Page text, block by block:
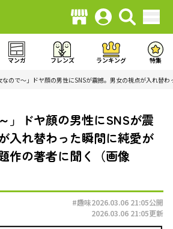
マンガ フレンズ ランキング 特集
なので～」ドヤ顔の男性にSNSが震撼。男女の視点が入れ替
」ドヤ顔の男性にSNSが震
入れ替わった瞬間に純愛が
作の著者に聞く（画像
#趣味2026.03.06 21:05公開
2026.03.06 21:05更新